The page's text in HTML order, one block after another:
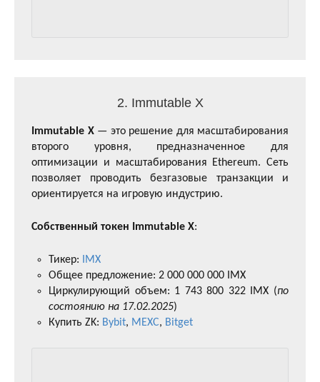
2. Immutable X
Immutable X— это решение для масштабирования
второго уровня, предназначенное для
оптимизации и масштабирования Ethereum. Сеть
позволяет проводить безгазовые транзакции и
ориентируется на игровую индустрию.
Собственный токен Immutable X:
Тикер:
IMX
Общее предложение: 2 000 000 000 IMX
Циркулирующий объем: 1 743 800 322 IMX (по
состоянию на 17.02.2025)
Купить ZK: Bybit, MEXC, Bitget